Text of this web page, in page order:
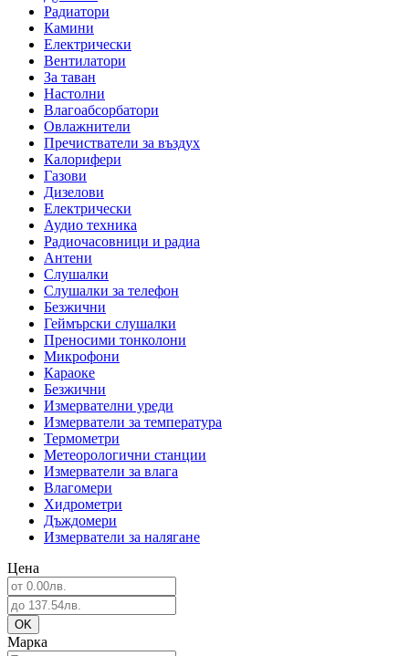
Радиатори
Камини
Електрически
Вентилатори
За таван
Настолни
Влагоабсорбатори
Овлажнители
Пречистватели за въздух
Калорифери
Газови
Дизелови
Електрически
Аудио техника
Радиочасовници и радиа
Антени
Слушалки
Слушалки за телефон
Безжични
Геймърски слушалки
Преносими тонколони
Микрофони
Караоке
Безжични
Измервателни уреди
Измерватели за температура
Термометри
Метеорологични станции
Измерватели за влага
Влагомери
Хидрометри
Дъждомери
Измерватели за налягане
Цена
Марка